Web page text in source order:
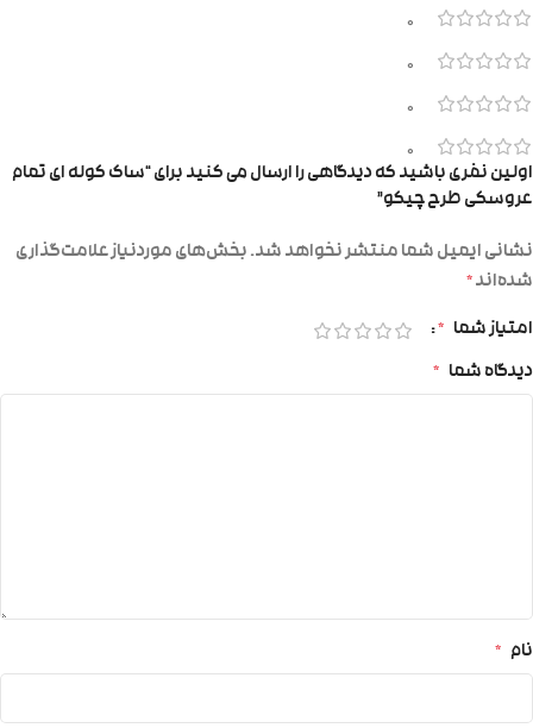
0
0
0
0
اولین نفری باشید که دیدگاهی را ارسال می کنید برای “ساک کوله ای تمام
عروسکی طرح چیکو”
نشانی ایمیل شما منتشر نخواهد شد.بخش‌های موردنیاز علامت‌گذاری
شده‌اند*
امتیاز شما *
دیدگاه شما *
نام *